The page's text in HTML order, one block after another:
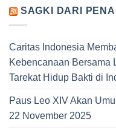
SAGKI DARI
Caritas Indonesia
Kebencanaan Bersama
Tarekat Hidup Bakti di
Paus Leo XIV Akan
22 November 2025